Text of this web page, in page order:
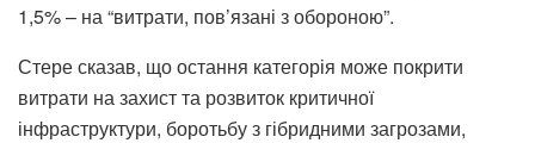
1,5% – на “витрати, пов’язані з обороною”.
Стере сказав, що остання категорія може покрити
витрати на захист та розвиток критичної
інфраструктури, боротьбу з гібридними загрозами,